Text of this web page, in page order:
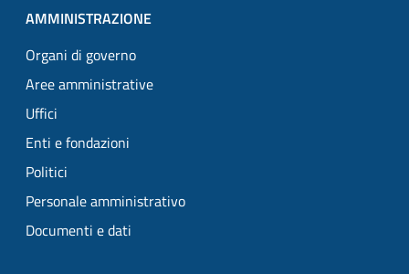
AMMINISTRAZIONE
Organi di governo
Aree amministrative
Uffici
Enti e fondazioni
Politici
Personale amministrativo
Documenti e dati